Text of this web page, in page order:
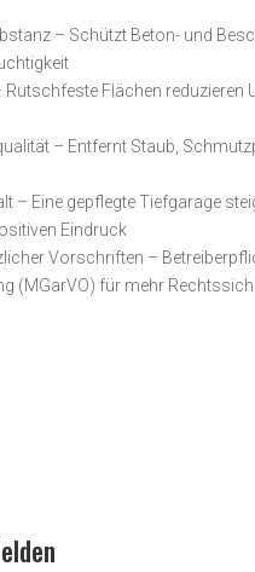
– Schützt Beton- und
Rutschfeste Flächen reduzieren
– Entfernt Staub,
– Eine gepflegte Tiefgarage
Eindruck
Vorschriften –
(MGarVO) für mehr